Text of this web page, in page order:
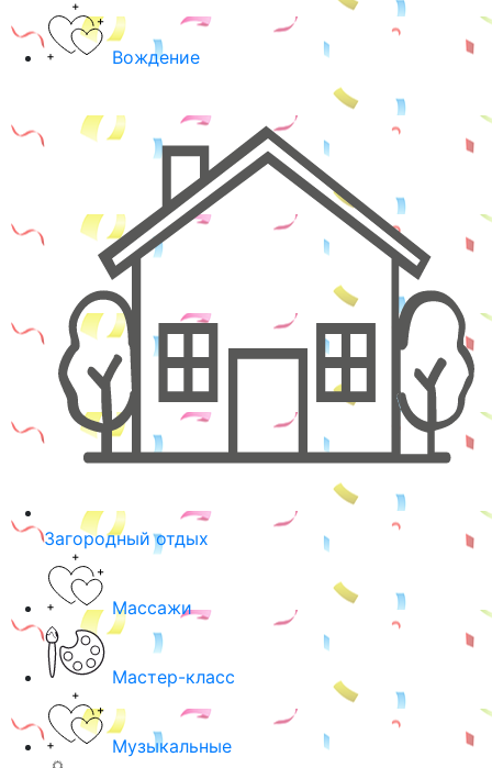
Вождение
Загородный отдых
Массажи
Мастер-класс
Музыкальные